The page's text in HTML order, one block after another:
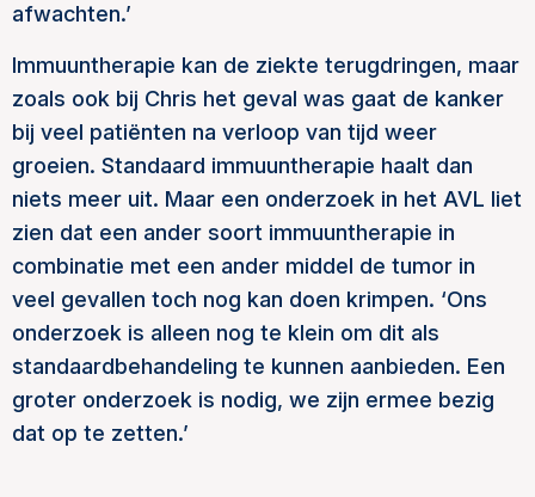
afwachten.’
Immuuntherapie kan de ziekte terugdringen, maar
zoals ook bij Chris het geval was gaat de kanker
bij veel patiënten na verloop van tijd weer
groeien. Standaard immuuntherapie haalt dan
niets meer uit. Maar een onderzoek in het AVL liet
zien dat een ander soort immuuntherapie in
combinatie met een ander middel de tumor in
veel gevallen toch nog kan doen krimpen. ‘Ons
onderzoek is alleen nog te klein om dit als
standaardbehandeling te kunnen aanbieden. Een
groter onderzoek is nodig, we zijn ermee bezig
dat op te zetten.’